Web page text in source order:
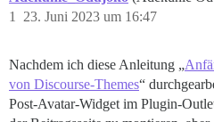
23. Juni 2023 um 16:47
1
Nachdem ich diese Anleitung „
von Discourse-Themes“
Post-Avatar-Widget im Plugin-